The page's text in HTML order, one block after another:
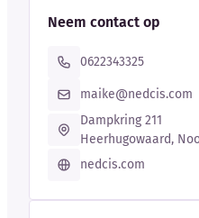
Neem contact op
0622343325
maike@nedcis.com
Dampkring 211
Heerhugowaard,
nedcis.com